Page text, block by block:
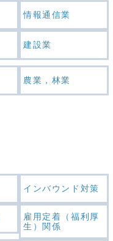
情報通信業
建設業
農業，林業
インバウンド対策
雇用定着（福利厚
生）関係